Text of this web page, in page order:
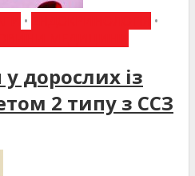
•
•
дорослих із
2 типу з ССЗ